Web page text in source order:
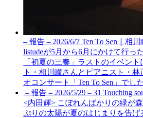
– 報告 – 2026/6/7 Ten To Sen｜相
listudeが5月から6月にかけて行っ
「初夏の三奏」ラストのイベン
ト・相川瞳さんとピアニスト・
オコンサート「Ten To Sen」でし
– 報告 – 2026/5/29 – 31 Touching
<内田輝> こぼれんばかりの緑が
ぷりの太陽が夏のはじまりを告げ